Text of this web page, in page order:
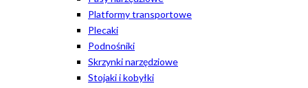
Platformy transportowe
Plecaki
Podnośniki
Skrzynki narzędziowe
Stojaki i kobyłki